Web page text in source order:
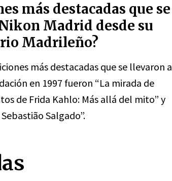
más destacadas que se
Madrid desde su
Madrileño?
más destacadas que se llevaron a
en 1997 fueron “La mirada de
de Frida Kahlo: Más allá del mito” y
Salgado”.